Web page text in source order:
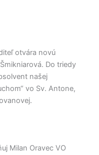
otvára novú
Do triedy
našej
vo Sv. Antone,
Milan Oravec VO